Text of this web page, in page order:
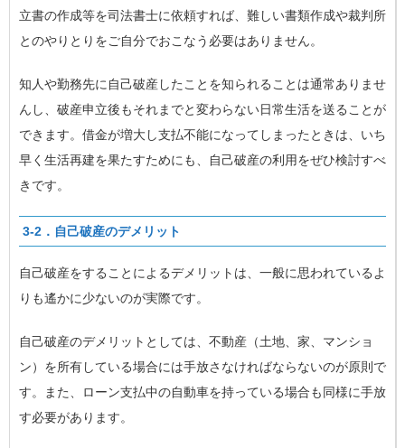
立書の作成等を司法書士に依頼すれば、難しい書類作成や裁判所
とのやりとりをご自分でおこなう必要はありません。
知人や勤務先に自己破産したことを知られることは通常ありませ
んし、破産申立後もそれまでと変わらない日常生活を送ることが
できます。借金が増大し支払不能になってしまったときは、いち
早く生活再建を果たすためにも、自己破産の利用をぜひ検討すべ
きです。
3-2．自己破産のデメリット
自己破産をすることによるデメリットは、一般に思われているよ
りも遙かに少ないのが実際です。
自己破産のデメリットとしては、不動産（土地、家、マンショ
ン）を所有している場合には手放さなければならないのが原則で
す。また、ローン支払中の自動車を持っている場合も同様に手放
す必要があります。